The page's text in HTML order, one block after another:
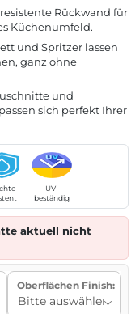
Rückwand für
Küchenumfeld.
und Spritzer lassen
ganz ohne
und
sich perfekt Ihrer
UV-
beständig
aktuell nicht
Oberflächen Finish: